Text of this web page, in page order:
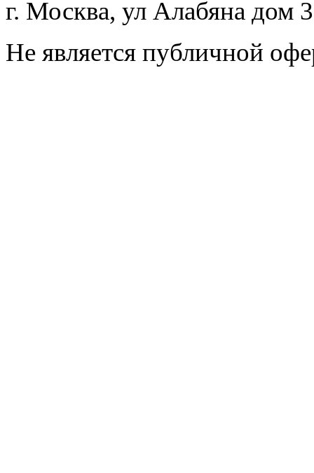
г. Москва, ул Алабяна дом
Не является публичной